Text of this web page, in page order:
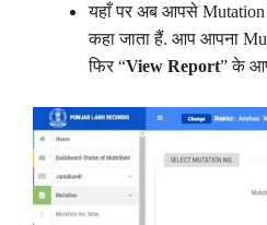
यहाँ पर अब आपसे
कहा जाता हैं. आप आपना
फिर “View Report” के